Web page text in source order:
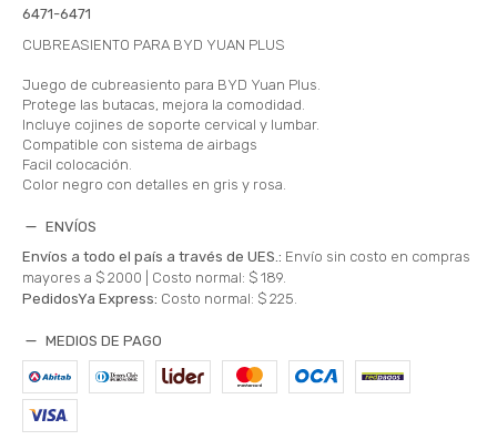
6471-6471
CUBREASIENTO PARA BYD YUAN PLUS
Juego de cubreasiento para BYD Yuan Plus.
Protege las butacas, mejora la comodidad.
Incluye cojines de soporte cervical y lumbar.
Compatible con sistema de airbags
Facil colocación.
Color negro con detalles en gris y rosa.
ENVÍOS
Envíos a todo el país a través de UES.: Envío sin costo en compras
mayores a $ 2000 | Costo normal: $ 189.
PedidosYa Express: Costo normal: $ 225.
MEDIOS DE PAGO